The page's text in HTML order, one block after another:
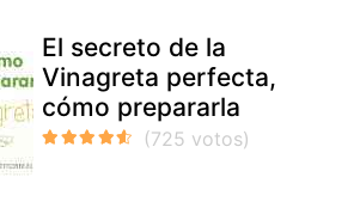
El secreto de la
Vinagreta perfecta,
cómo prepararla